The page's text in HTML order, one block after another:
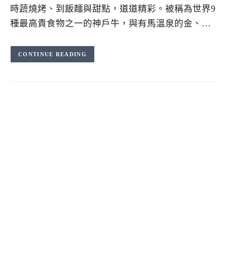
時蔬燒烤、到飯麵與甜點，道道精彩。被稱為世界9
種最高貴食物之一的神戶牛，與有馬溫泉的金、…
CONTINUE READING